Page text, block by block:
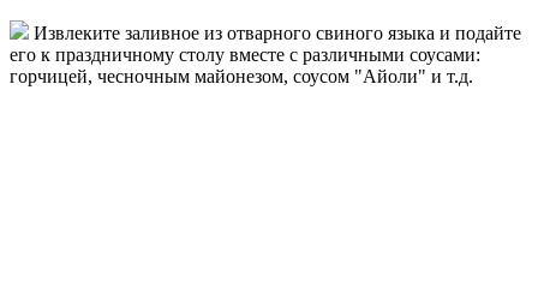
Извлеките заливное из отварного свиного языка и подайте
его к праздничному столу вместе с различными соусами:
горчицей, чесночным майонезом, соусом "Айоли" и т.д.